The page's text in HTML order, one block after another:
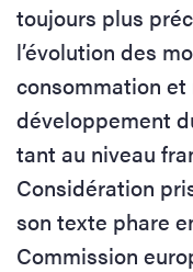
toujours plus
l’évolution des
consommation
développement
tant au niveau
Considération
son texte phare
Commission